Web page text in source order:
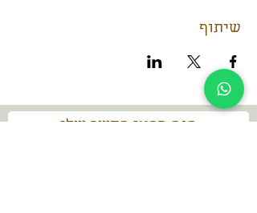
שיתוף
הנה פרטי הקשר שלי